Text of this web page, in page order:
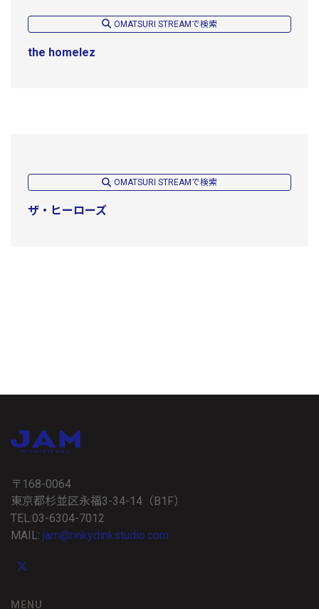
OMATSURI STREAMで検索
the homelez
OMATSURI STREAMで検索
ザ・ヒーローズ
〒168-0064
東京都杉並区永福3-34-14（B1F）
TEL:03-6304-7012
MAIL: jam@rinkydinkstudio.com
MENU